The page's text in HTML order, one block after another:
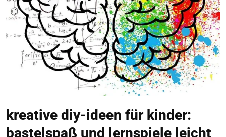
kreative diy-ideen für kinder:
bastelspaß und lernspiele leicht